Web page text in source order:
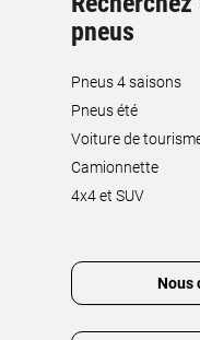
pneus
Pneus 4 saisons
Pneus été
Voiture de
Camionnette
4x4 et SUV
Nous